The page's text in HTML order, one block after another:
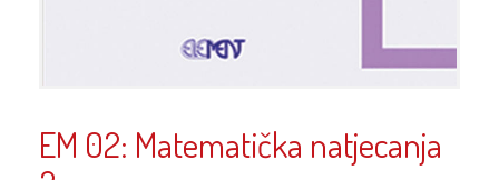
EM 02: Matematička natjecanja